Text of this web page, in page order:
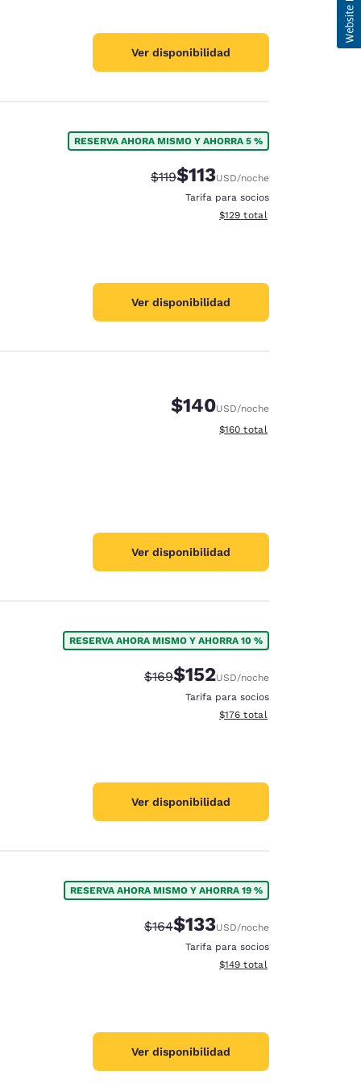
Ver disponibilidad
RESERVA AHORA MISMO Y AHORRA 5 %
Tarifa tachada:
$119Tarifa reducida:
$113USD/noche
Tarifa para socios
Ver detalles totales
$129 total
Ver disponibilidad
$140USD/noche
Ver detalles totales
$160 total
Ver disponibilidad
RESERVA AHORA MISMO Y AHORRA 10 %
Tarifa tachada:
$169Tarifa reducida:
$152USD/noche
Tarifa para socios
Ver detalles totales
$176 total
Ver disponibilidad
RESERVA AHORA MISMO Y AHORRA 19 %
Tarifa tachada:
$164Tarifa reducida:
$133USD/noche
Tarifa para socios
Ver detalles totales
$149 total
Ver disponibilidad